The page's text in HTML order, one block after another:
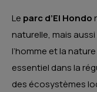
Le parc d’El Hondo
naturelle, mais
l’homme et la
essentiel dans la
des écosystèmes